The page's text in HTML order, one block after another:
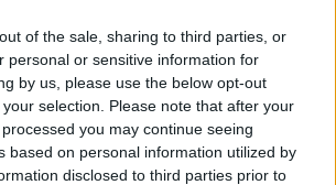
of the sale, sharing to third parties, or
personal or sensitive information for
by us, please use the below opt-out
selection. Please note that after your
you may continue seeing
based on personal information utilized by
disclosed to third parties prior to